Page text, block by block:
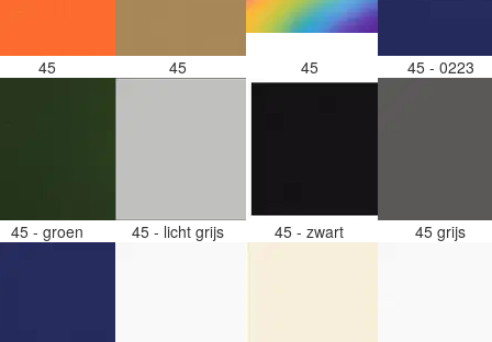
45 45 45 45 - 0223
45 - groen 45 - licht grijs 45 - zwart 45 grijs